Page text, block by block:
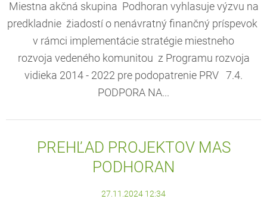
Miestna akčná skupina Podhoran vyhlasuje výzvu na
predkladnie žiadostí o nenávratný finančný príspevok
v rámci implementácie stratégie miestneho
rozvoja vedeného komunitou z Programu rozvoja
vidieka 2014 - 2022 pre podopatrenie PRV 7.4.
PODPORA NA...
PREHĽAD PROJEKTOV MAS
PODHORAN
27.11.2024 12:34